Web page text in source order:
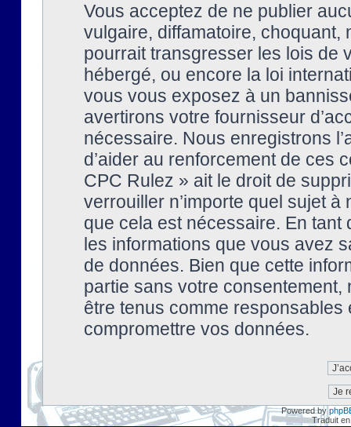
Vous acceptez de ne publier
vulgaire, diffamatoire, choquant,
pourrait transgresser les lois de
hébergé, ou encore la loi
vous vous exposez à un
avertirons votre fournisseur
nécessaire. Nous enregistrons
d’aider au renforcement de ces
CPC Rulez » ait le droit de
verrouiller n’importe quel sujet à
que cela est nécessaire. En tant
les informations que vous avez
de données. Bien que cette
partie sans votre
être tenus comme
compromettre vos données.
Powered by
Traduit